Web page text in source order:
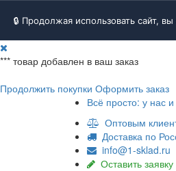
🔒 Продолжая использовать сайт,
*** товар добавлен в ваш заказ
Продолжить покупки Оформить заказ
Всё просто: у нас
Оптовым
Доставка по
info@1-sklad.ru
Оставить заявку